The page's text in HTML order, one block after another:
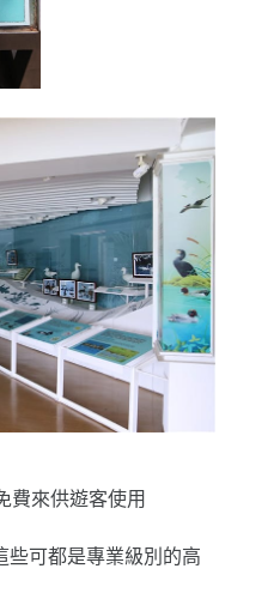
費來供遊客使用
些可都是專業級別的高